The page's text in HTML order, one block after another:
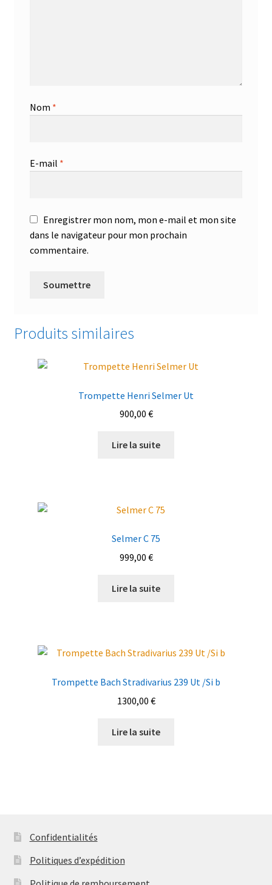
Nom *
E-mail *
Enregistrer mon nom, mon e-mail et mon site
dans le navigateur pour mon prochain
commentaire.
Produits similaires
Trompette Henri Selmer Ut
900,00 €
Lire la suite
Selmer C 75
999,00 €
Lire la suite
Trompette Bach Stradivarius 239 Ut /Si b
1300,00 €
Lire la suite
Confidentialités
Politiques d’expédition